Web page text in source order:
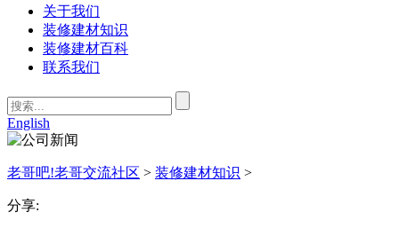
关于我们
装修建材知识
装修建材百科
联系我们
English
老哥吧!老哥交流社区 > 装修建材知识 >
分享: